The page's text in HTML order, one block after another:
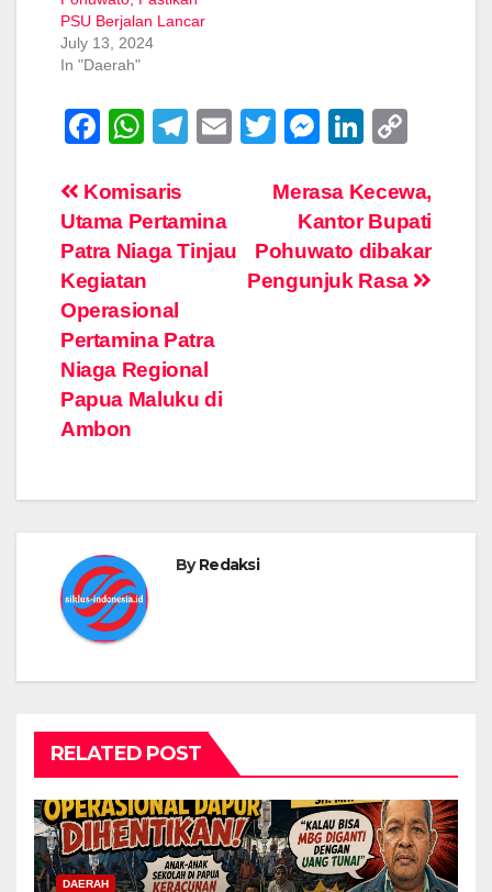
PSU Berjalan Lancar
July 13, 2024
In "Daerah"
F
c
e
b
o
o
k
W
at
s
A
p
p
T
gr
a
E
T
tt
er
M
ss
e
n
g
Li
k
e
dI
p
y
Li
Post
navigation
Merasa Kecewa,
Kantor Bupati
Pohuwato dibakar
Pengunjuk Rasa
Komisaris
Utama Pertamina
Patra Niaga Tinjau
Kegiatan
Operasional
Pertamina Patra
Niaga Regional
Papua Maluku di
Ambon
ByRedaksi
RELATED POST
DAERAH